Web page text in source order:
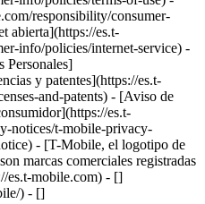
responsibility/consumer-
abierta](https://es.t-
info/policies/internet-service) -
Personales]
y patentes](https://es.t-
and-patents) - [Aviso de
es.t-
notices/t-mobile-privacy-
- [T-Mobile, el logotipo de
marcas comerciales registradas
es.t-mobile.com) - []
) - []